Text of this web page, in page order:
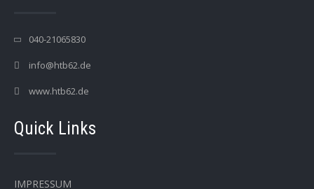
040-21065830
info@htb62.de
www.htb62.de
Quick Links
IMPRESSUM